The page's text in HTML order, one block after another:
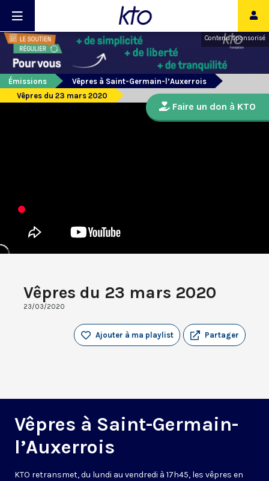
Contenu sponsorisé
Émissions
Vêpres à Saint-Germain-l’Auxerrois
Vêpres du 23 mars 2020
Vêpres du 23 mars 2020
23/03/2020
Partager
Ajouter à ma playlist
Vêpres à Saint-Germain-
l’Auxerrois
KTO retransmet, du lundi au vendredi à 17h45, les vêpres en
Faire un don à KTO